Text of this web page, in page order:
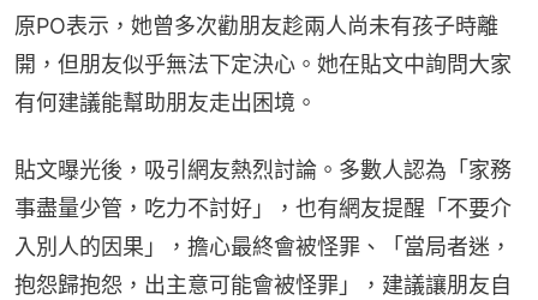
原PO表示，她曾多次勸朋友趁兩人尚未有孩子時離
開，但朋友似乎無法下定決心。她在貼文中詢問大家
有何建議能幫助朋友走出困境。
貼文曝光後，吸引網友熱烈討論。多數人認為「家務
事盡量少管，吃力不討好」，也有網友提醒「不要介
入別人的因果」，擔心最終會被怪罪、「當局者迷，
抱怨歸抱怨，出主意可能會被怪罪」，建議讓朋友自